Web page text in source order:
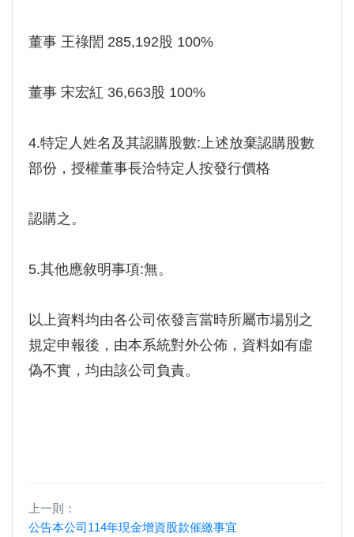
董事 王祿誾 285,192股 100%
董事 宋宏紅 36,663股 100%
4.特定人姓名及其認購股數:上述放棄認購股數
部份，授權董事長洽特定人按發行價格
認購之。
5.其他應敘明事項:無。
以上資料均由各公司依發言當時所屬市場別之
規定申報後，由本系統對外公佈，資料如有虛
偽不實，均由該公司負責。
上一則：
公告本公司114年現金增資股款催繳事宜